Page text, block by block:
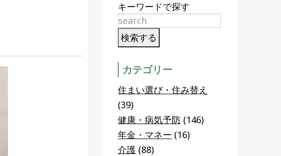
キーワードで探す
カテゴリー
住まい選び・住み替え
(39)
健康・病気予防 (146)
年金・マネー (16)
介護 (88)